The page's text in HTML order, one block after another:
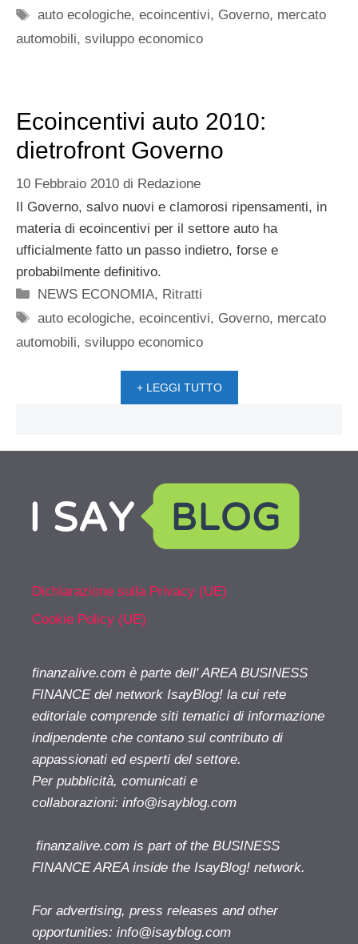
Tag
auto ecologiche,ecoincentivi, Governo, mercato
automobili, sviluppo economico
Ecoincentivi auto 2010:
dietrofront Governo
10 Febbraio 2010 di Redazione
Il Governo, salvo nuovi e clamorosi ripensamenti, in
materia di ecoincentivi per il settore auto ha
ufficialmente fatto un passo indietro, forse e
probabilmente definitivo.
Categorie
NEWS ECONOMIA, Ritratti
Tag
auto ecologiche,ecoincentivi, Governo, mercato
automobili, sviluppo economico
+ LEGGI TUTTO
Dichiarazione sulla Privacy (UE)
Cookie Policy (UE)
finanzalive.com è parte dell' AREA BUSINESS
FINANCE del network IsayBlog! la cui rete
editoriale comprende siti tematici di informazione
indipendente che contano sul contributo di
appassionati ed esperti del settore.
Per pubblicità, comunicati e
collaborazioni: info@isayblog.com
finanzalive.com is part of the BUSINESS
FINANCE AREA inside the IsayBlog! network.
For advertising, press releases and other
opportunities: info@isayblog.com